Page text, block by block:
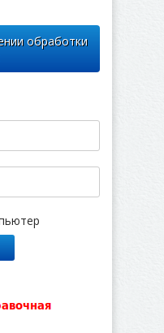
обработки